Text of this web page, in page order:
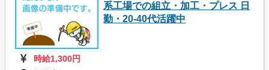
系工場での組立・加工・プレス 日
勤・20-40代活躍中
時給1,300円